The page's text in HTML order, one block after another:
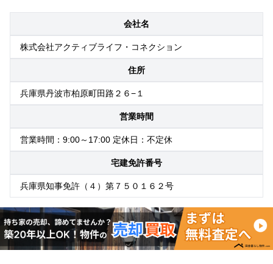
会社名
株式会社アクティブライフ・コネクション
住所
兵庫県丹波市柏原町田路２６−１
営業時間
営業時間：9:00～17:00 定休日：不定休
宅建免許番号
兵庫県知事免許（４）第７５０１６２号